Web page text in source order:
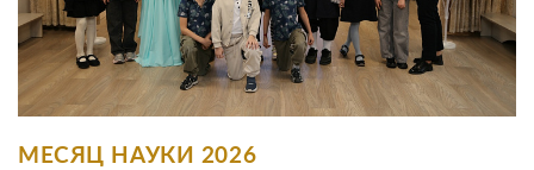
МЕСЯЦ НАУКИ 2026